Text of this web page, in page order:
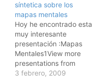
síntetica sobre los
mapas mentales
Hoy he encontrado esta
muy interesante
presentación :Mapas
Mentales1View more
presentations from
fernandorb. (tags:
3 febrero, 2009